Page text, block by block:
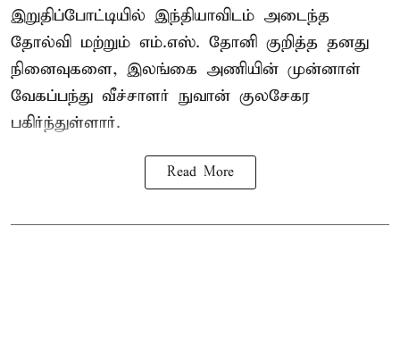
இறுதிப்போட்டியில் இந்தியாவிடம் அடைந்த
தோல்வி மற்றும் எம்.எஸ். தோனி குறித்த தனது
நினைவுகளை, இலங்கை அணியின் முன்னாள்
வேகப்பந்து வீச்சாளர் நுவான் குலசேகர
பகிர்ந்துள்ளார்.
Read More